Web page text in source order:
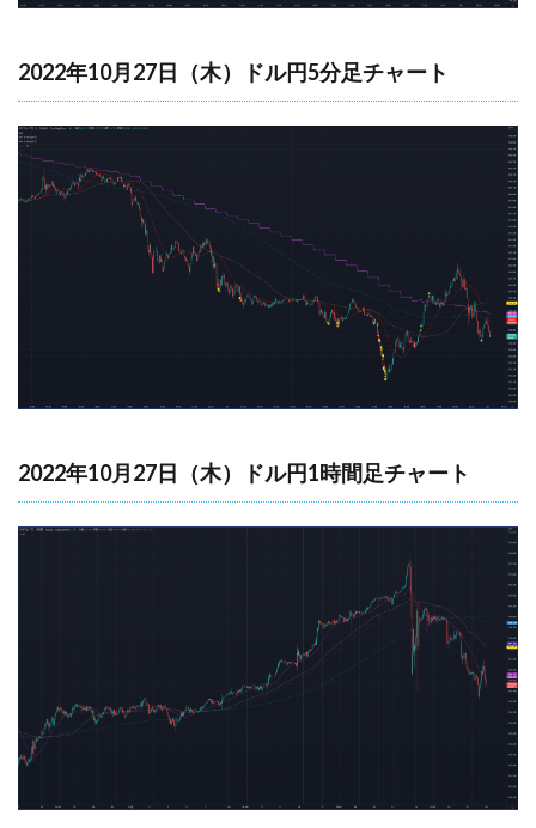
2022年10月27日（木）ドル円5分足チャート
2022年10月27日（木）ドル円1時間足チャート